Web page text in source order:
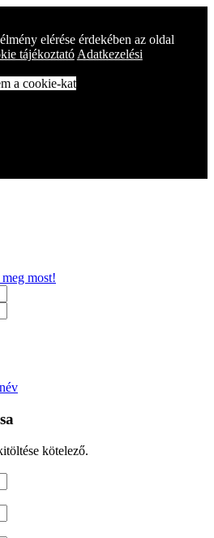
elérése érdekében az oldal
tájékoztató Adatkezelési
a cookie-kat
most!
kötelező.